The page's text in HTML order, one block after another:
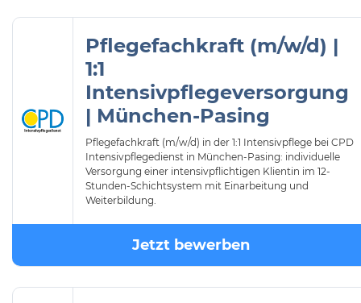
Pflegefachkraft (m/w/d) |
1:1
Intensivpflegeversorgung
| München-Pasing
Pflegefachkraft (m/w/d) in der 1:1 Intensivpflege bei CPD
Intensivpflegedienst in München-Pasing: individuelle
Versorgung einer intensivpflichtigen Klientin im 12-
Stunden-Schichtsystem mit Einarbeitung und
Weiterbildung.
Jetzt bewerben